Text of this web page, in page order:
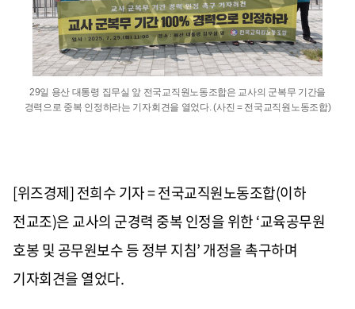
29일 용산 대통령 집무실 앞 전국교직원노동조합은 교사의 군복무 기간을
경력으로 중복 인정하라는 기자회견을 열었다. (사진 = 전국교직원노동조합)
[위즈경제] 전희수 기자 = 전국교직원노동조합(이하
전교조)은 교사의 군경력 중복 인정을 위한‘교육공무원
호봉 및 공무원보수 등 정부 지침’개정을 촉구하며
기자회견을 열었다.